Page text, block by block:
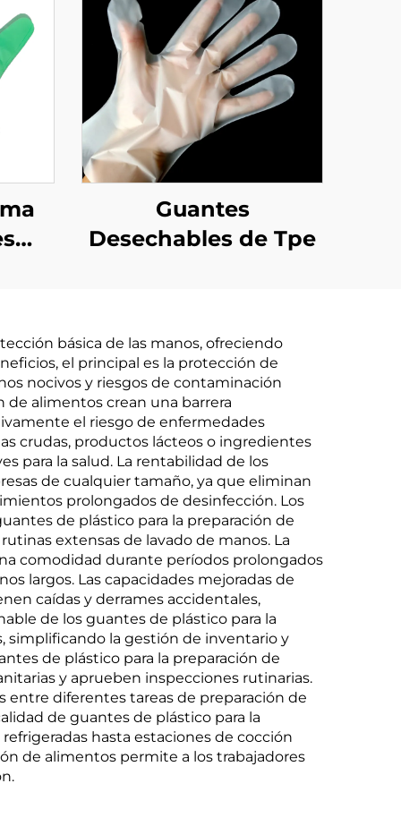
Guantes
Desechables de Tpe
básica de las manos, ofreciendo
el principal es la protección de
nocivos y riesgos de contaminación
de alimentos crean una barrera
el riesgo de enfermedades
crudas, productos lácteos o ingredientes
para la salud. La rentabilidad de los
de cualquier tamaño, ya que eliminan
prolongados de desinfección. Los
de plástico para la preparación de
extensas de lavado de manos. La
comodidad durante períodos prolongados
largos. Las capacidades mejoradas de
caídas y derrames accidentales,
de los guantes de plástico para la
simplificando la gestión de inventario y
de plástico para la preparación de
y aprueben inspecciones rutinarias.
entre diferentes tareas de preparación de
de guantes de plástico para la
hasta estaciones de cocción
de alimentos permite a los trabajadores